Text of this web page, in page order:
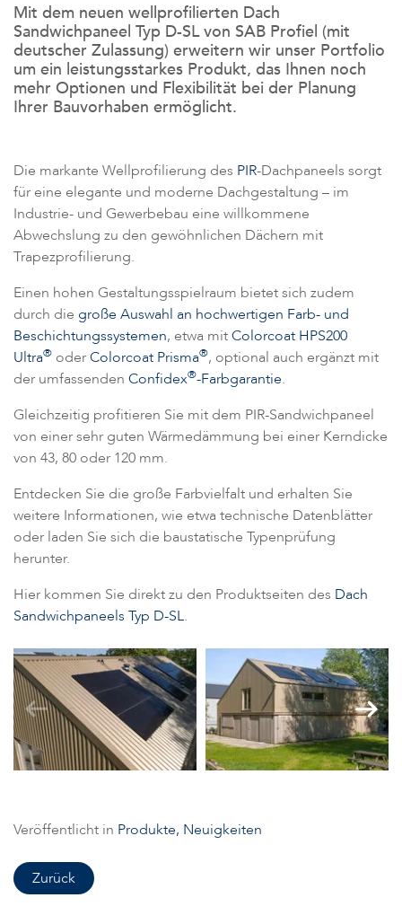
Mit dem neuen wellprofilierten Dach
Sandwichpaneel Typ D-SL von SAB Profiel (mit
deutscher Zulassung) erweitern wir unser Portfolio
um ein leistungsstarkes Produkt, das Ihnen noch
mehr Optionen und Flexibilität bei der Planung
Ihrer Bauvorhaben ermöglicht.
Die markante Wellprofilierung des PIR-Dachpaneels sorgt
für eine elegante und moderne Dachgestaltung – im
Industrie- und Gewerbebau eine willkommene
Abwechslung zu den gewöhnlichen Dächern mit
Trapezprofilierung.
Einen hohen Gestaltungsspielraum bietet sich zudem
durch die große Auswahl an hochwertigen Farb- und
Beschichtungssystemen, etwa mitColorcoat HPS200
Ultra® oderColorcoat Prisma®, optional auch ergänzt mit
der umfassenden Confidex®-Farbgarantie.
Gleichzeitig profitieren Sie mit dem PIR-Sandwichpaneel
von einer sehr guten Wärmedämmung bei einer Kerndicke
von 43, 80 oder 120 mm.
Entdecken Sie die große Farbvielfalt und erhalten Sie
weitere Informationen, wie etwa technische Datenblätter
oder laden Sie sich die baustatische Typenprüfung
herunter.
Hier kommen Sie direkt zu den Produktseiten des Dach
Sandwichpaneels Typ D-SL.
Veröffentlicht in Produkte, Neuigkeiten
Zurück